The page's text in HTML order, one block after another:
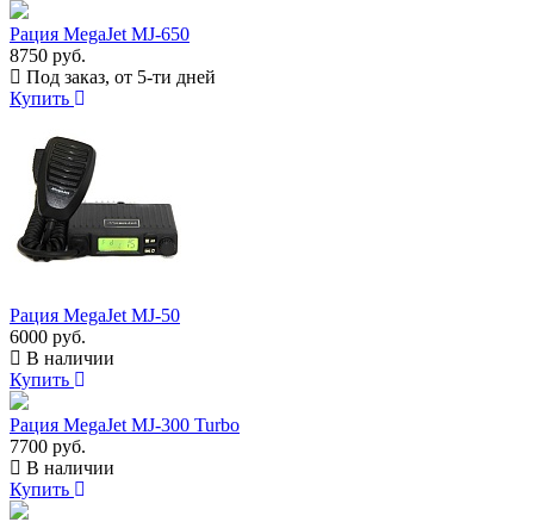
Рация MegaJet MJ-650
8750 руб.
Под заказ, от 5-ти дней
Купить
Рация MegaJet MJ-50
6000 руб.
В наличии
Купить
Рация MegaJet MJ-300 Turbo
7700 руб.
В наличии
Купить